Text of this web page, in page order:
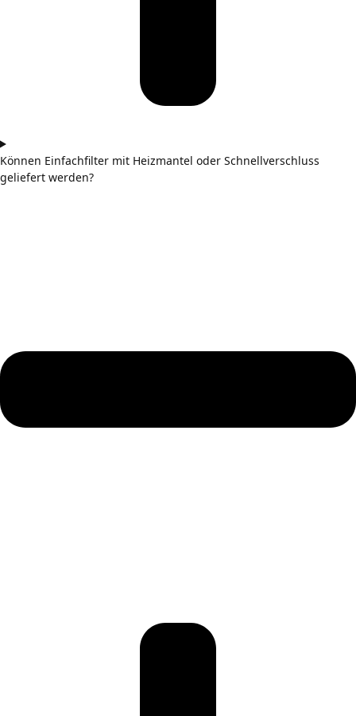
Können Einfachfilter mit Heizmantel oder Schnellverschluss
geliefert werden?